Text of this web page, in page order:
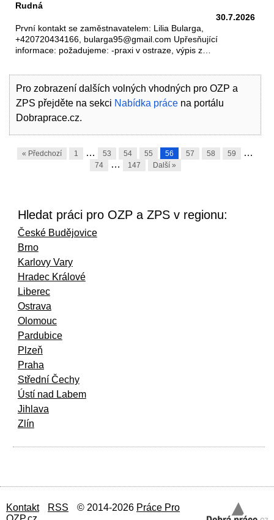
Rudná
30.7.2026
První kontakt se zaměstnavatelem: Lilia Bularga,
+420720434166, bularga95@gmail.com Upřesňující
informace: požadujeme: -praxi v ostraze, výpis z…
Pro zobrazení dalších volných vhodných pro OZP a
ZPS přejděte na sekci Nabídka práce na portálu
Dobraprace.cz.
« Předchozí 1 … 53 54 55 56 57 58 59 …
74 … 147 Další »
Hledat práci pro OZP a ZPS v regionu:
České Budějovice
Brno
Karlovy Vary
Hradec Králové
Liberec
Ostrava
Olomouc
Pardubice
Plzeň
Praha
Střední Čechy
Ústí nad Labem
Jihlava
Zlín
Kontakt RSS © 2014-2026 Práce Pro